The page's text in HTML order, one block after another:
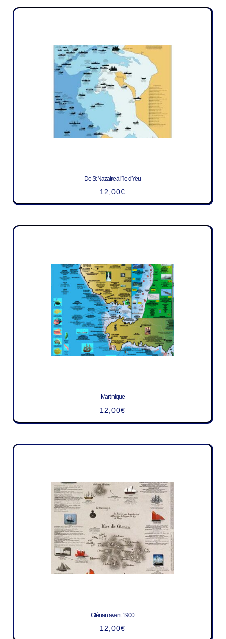
De St Nazaire à l’île d’Yeu
12,00€
Martinique
12,00€
Glénan avant 1900
12,00€